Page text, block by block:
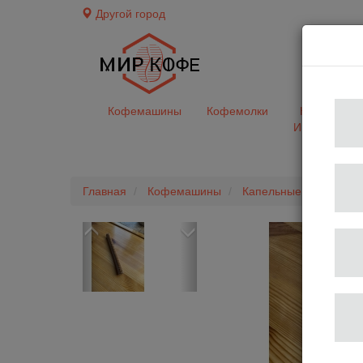
Другой город
Кофемашины Кофемолки
Кофе&Чай
Ингредиенты
Главная Кофемашины Капельные
Previous